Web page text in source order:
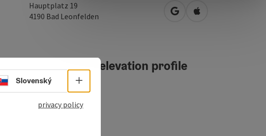
Hauptplatz 19
4190 Bad Leonfelden open in Google Maps
Open in Apple
Interactive elevation profile
Select language - Open menu
Slovenský
privacy policy